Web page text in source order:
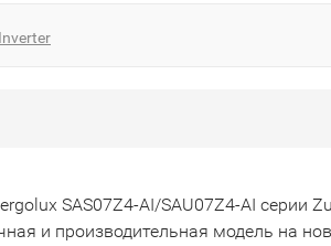
SAS07Z4-AI/SAU07Z4-AI серии
и производительная модель на